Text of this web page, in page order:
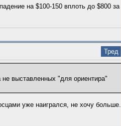
на $100-150 вплоть до $800 за
Тред
выставленных "для ориентира"
уже наигрался, не хочу больше.